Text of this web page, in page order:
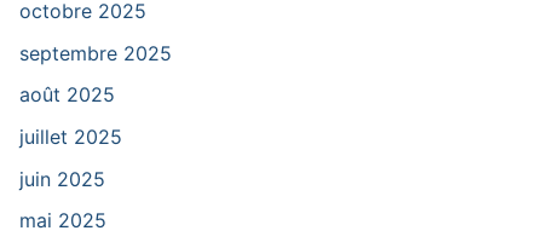
octobre 2025
septembre 2025
août 2025
juillet 2025
juin 2025
mai 2025